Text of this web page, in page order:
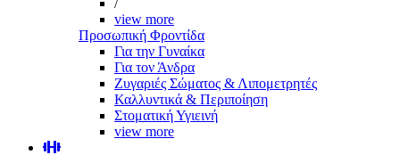
/
view more
Προσωπική Φροντίδα
Για την Γυναίκα
Για τον Άνδρα
Ζυγαριές Σώματος & Λιπομετρητές
Καλλυντικά & Περιποίηση
Στοματική Υγιεινή
view more